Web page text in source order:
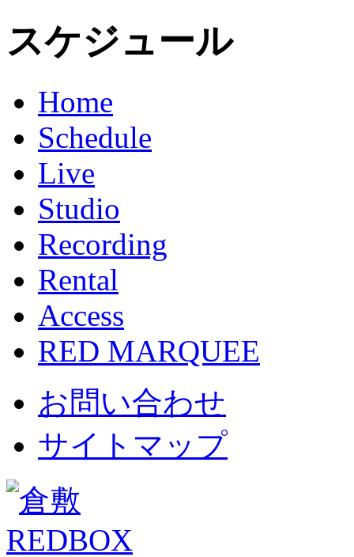
スケジュール
Home
Schedule
Live
Studio
Recording
Rental
Access
RED MARQUEE
お問い合わせ
サイトマップ